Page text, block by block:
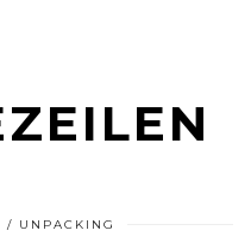
UNPACKING